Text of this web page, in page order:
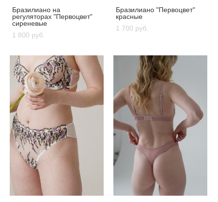
Бразилиано на
регуляторах "Первоцвет"
сиреневые
1 800 pуб.
Бразилиано "Первоцвет"
красные
1 700 pуб.